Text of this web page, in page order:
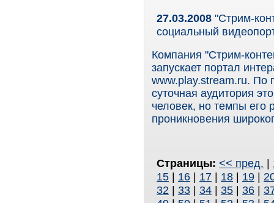
27.03.2008 "Стрим-
социальный
Компания "Стрим-
запускает портал
www.play.stream.ru. По
суточная аудитория
человек, но темпы его
проникновения
Страницы: << пред. |
15 | 16 | 17 | 18 | 19 |
32 | 33 | 34 | 35 | 36 |